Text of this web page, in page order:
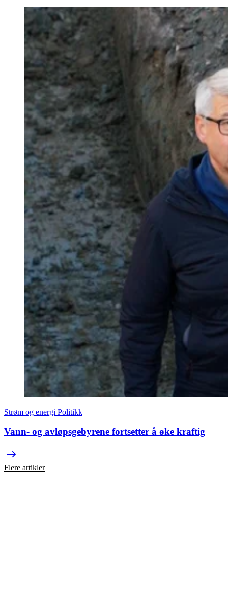
Strøm og energi Politikk
Vann- og avløpsgebyrene fortsetter å øke kraftig
Flere artikler